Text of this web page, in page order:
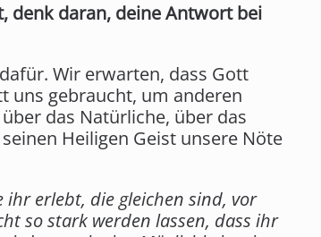
denk daran, deine Antwort bei
Wir erwarten, dass Gott
uns gebraucht, um anderen
das Natürliche, über das
Heiligen Geist unsere Nöte
ihr erlebt, die gleichen sind, vor
so stark werden lassen, dass ihr